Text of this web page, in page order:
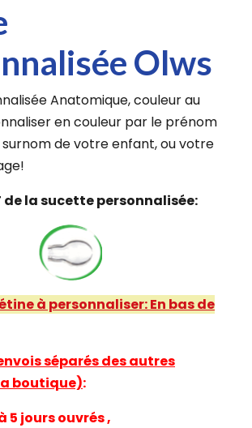
Olws
Anatomique, couleur au
en couleur par le prénom
de votre enfant, ou votre
de la sucette personnalisée:
à personnaliser: En bas de
séparés des autres
boutique):
5 jours ouvrés ,